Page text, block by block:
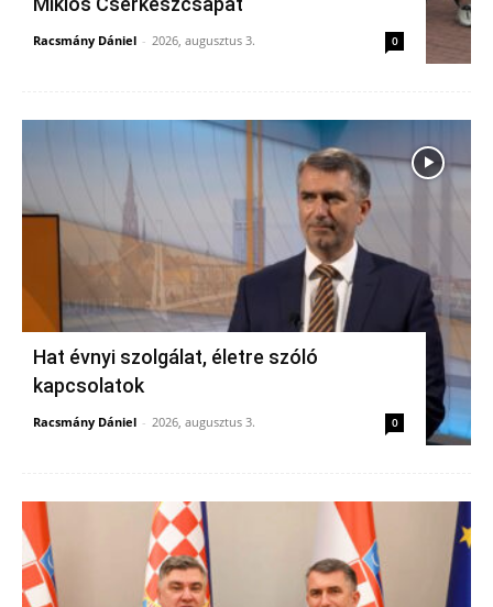
Racsmány Dániel - 2026, augusztus 3. 0
Hat évnyi szolgálat, életre szóló
kapcsolatok
Racsmány Dániel - 2026, augusztus 3. 0